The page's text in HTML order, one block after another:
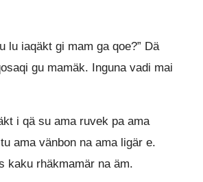
lu iaqäkt gi mam ga qoe?” Dä
gu mamäk. Inguna vadi mai
i qä su ama ruvek pa ama
ama vänbon na ama ligär e.
kaku rhäkmamär na äm.